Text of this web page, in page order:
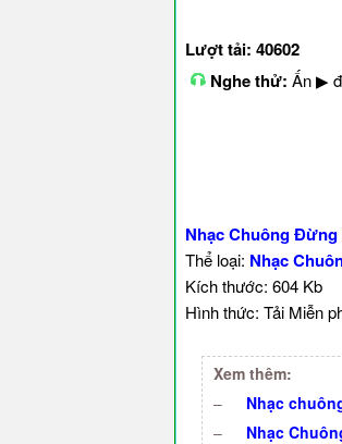
Lượt tải: 40602
Nghe thử: Ấn ▶
Nhạc Chuông
Thể loại: Nhạc
Kích thước: 604 Kb
Hình thức: Tải Miễn
Xem thêm:
–
Nhạc
–
Nhạc